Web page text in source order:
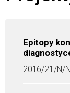
Epitopy
2016/21/N/